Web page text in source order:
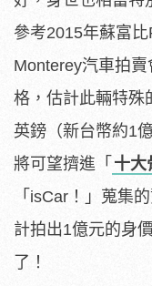
參考2015年蘇富比
Monterey汽車拍
格，估計此輛特殊
英鎊（新台幣約1
將可望擠進「 十大
「isCar！」蒐集
計拍出1億元的身
了！